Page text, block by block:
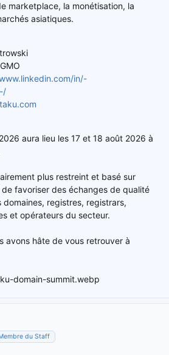
marketplace, la monétisation, la
asiatiques.
in/-
aura lieu les 17 et 18 août 2026 à
plus restreint et basé sur
favoriser des échanges de qualité
registres, registrars,
et opérateurs du secteur.
avons hâte de vous retrouver à
du Staff